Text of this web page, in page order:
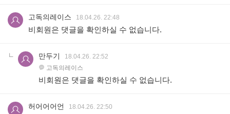
고독의레이스 18.04.26. 22:48
비회원은 댓글을 확인하실 수 없습니다.
만두기
18.04.26. 22:52
고독의레이스
비회원은 댓글을 확인하실 수 없습니다.
허어어어언 18.04.26. 22:50